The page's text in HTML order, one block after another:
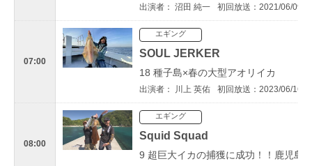
出演者： 沼田 純一 初回放送：2021/06/09
07:00
エギング
SOUL JERKER
18 種子島×春の大型アオリイカ
出演者： 川上 英佑 初回放送：2023/06/16
08:00
エギング
Squid Squad
9 超巨大イカの捕獲に成功！！鹿児島